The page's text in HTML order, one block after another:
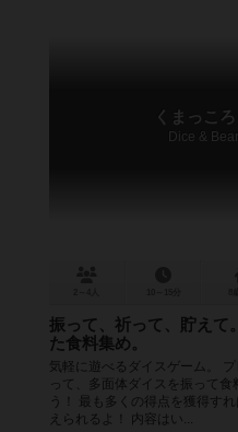
くまっころ
Dice & Bear
振って、祈って、貯えて
た食料集め。
気軽に遊べるダイスゲーム。
って、多面体ダイスを振って食
う！ 最も多くの得点を獲得す
えられるよ！ 内容はい...